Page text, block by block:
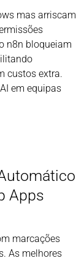
mas arriscam
n8n bloqueiam
custos extra.
em equipas
Apps
marcações
As melhores